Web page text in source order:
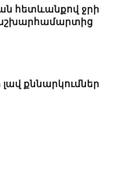
հետևանքով ջրի
աշխարհամարտից
քննարկումներ